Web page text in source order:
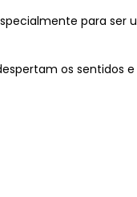
para ser
os sentidos